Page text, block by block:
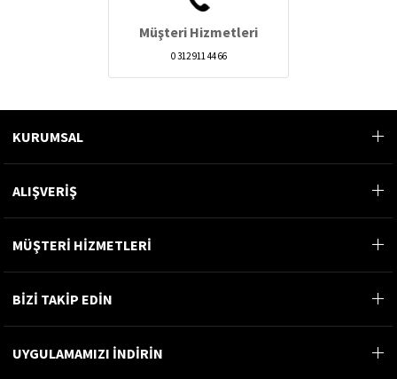
Müşteri Hizmetleri
0 312 911 44 66
KURUMSAL
ALIŞVERİŞ
MÜŞTERİ HİZMETLERİ
BİZİ TAKİP EDİN
UYGULAMAMIZI İNDİRİN